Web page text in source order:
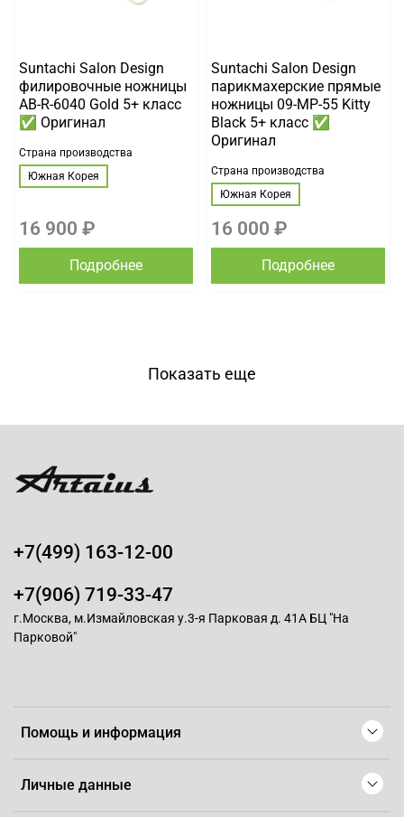
Suntachi Salon Design
филировочные ножницы
AB-R-6040 Gold 5+ класс
✅ Оригинал
Страна производства
Южная Корея
16 900 ₽
Подробнее
Suntachi Salon Design
парикмахерские прямые
ножницы 09-MP-55 Kitty
Black 5+ класс ✅
Оригинал
Страна производства
Южная Корея
16 000 ₽
Подробнее
Показать еще
Помощь и информация
Личные данные
+7(499) 163-12-00
+7(906) 719-33-47
г.Москва, м.Измайловская у.3-я Парковая д. 41А БЦ "На
Парковой"